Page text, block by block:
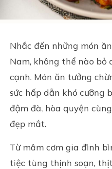
Nhắc đến những món
Nam, không thể nào
cạnh. Món ăn tưởng
sức hấp dẫn khó cưỡng
đậm đà, hòa quyện
đẹp mắt.
Từ mâm cơm gia đình
tiệc tùng thịnh soạn,